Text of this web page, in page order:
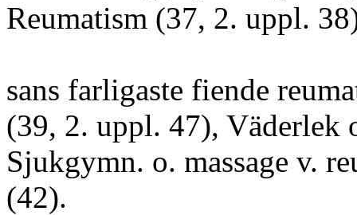
Reumatism (37, 2. uppl.
sans farligaste fiende
(39, 2. uppl. 47), Väderlek
Sjukgymn. o. massage v.
(42).